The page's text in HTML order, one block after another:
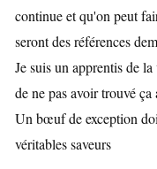
continue et qu'on peut
seront des références
Je suis un apprentis de
de ne pas avoir trouvé ça
Un bœuf de exception
véritables saveurs